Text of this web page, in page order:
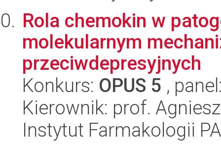
Rola chemokin w
molekularnym
przeciwdepresyjnych
Konkurs: OPUS 5 ,
Kierownik: prof.
Instytut Farmakologii